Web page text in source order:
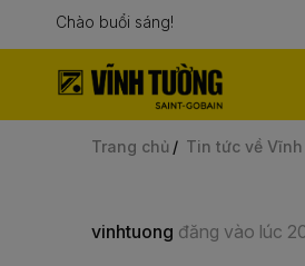
Chào buổi sáng!
Trang chủ Tin tức về
vinhtuong đăng vào lúc